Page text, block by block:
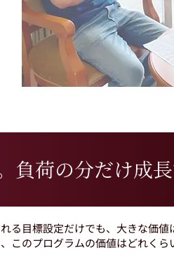
荷の分だけ成長
る目標設定だけでも、大きな価値
このプログラムの価値はどれくら